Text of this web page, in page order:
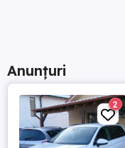
Anunțuri
2